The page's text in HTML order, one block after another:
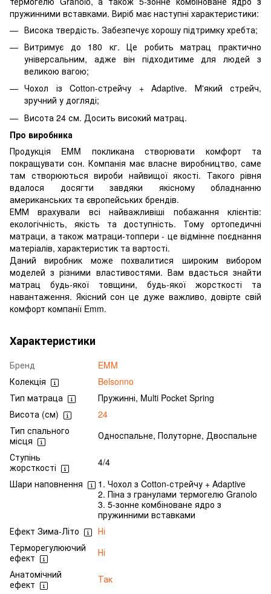
пружинними вставками. Виріб має наступні характеристики:
Висока твердість. Забезпечує хорошу підтримку хребта;
Витримує до 180 кг. Це робить матрац практично
універсальним, адже він підходитиме для людей з
великою вагою;
Чохол із Cotton-стрейчу + Adaptive. М'який стрейч,
зручний у догляді;
Висота 24 см. Досить високий матрац.
Про виробника
Продукція EMM покликана створювати комфорт та
покращувати сон. Компанія має власне виробництво, саме
там створюються вироби найвищої якості. Такого рівня
вдалося досягти завдяки якісному обладнанню
американських та європейських брендів.
ЕММ врахували всі найважливіші побажання клієнтів:
екологічність, якість та доступність. Тому ортопедичні
матраци, а також матраци-топпери - це відмінне поєднання
матеріалів, характеристик та вартості.
Даний виробник може похвалитися широким вибором
моделей з різними властивостями. Вам вдасться знайти
матрац будь-якої товщини, будь-якої жорсткості та
навантаження. Якісний сон це дуже важливо, довірте свій
комфорт компанії Emm.
Характеристики
Бренд
EMM
Колекція
Belsonno
Тип матраца
Пружинні, Multi Pocket Spring
Висота (см)
24
Тип спального
місця
Односпальне, Полуторне, Двоспальне
Ступінь
жорсткості
4/4
Шари наповнення
1. Чохол з Cotton-стрейчу + Adaptive
2. Піна з гранулами термогелю Granolo
3. 5-зонне комбіноване ядро з
пружинними вставками
Ефект Зима-Літо
Ні
Терморегулюючий
ефект
Ні
Анатомічний
ефект
Так